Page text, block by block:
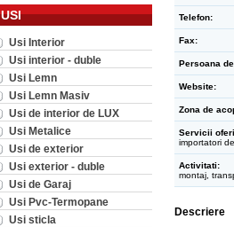
USI
Usi Interior
Usi interior - duble
Usi Lemn
Usi Lemn Masiv
Usi de interior de LUX
Usi Metalice
Usi de exterior
Usi exterior - duble
Usi de Garaj
Usi Pvc-Termopane
Usi sticla
Telefon:
Fax:
Persoana
Website:
Zona de
Servicii
importatori
Activitati:
montaj,
Descriere